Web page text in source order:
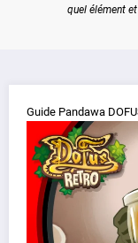
quel élément
Guide Pandawa